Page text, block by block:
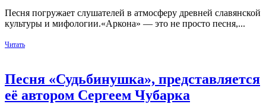
Песня погружает слушателей в атмосферу древней славянской
культуры и мифологии.«Аркона» — это не просто песня,...
Читать
Песня «Судьбинушка», представляется
её автором Сергеем Чубарка